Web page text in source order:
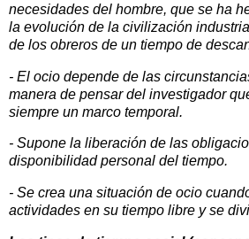
necesidades del hombre, que se ha
la evolución de la civilización
de los obreros de un tiempo de
- El ocio depende de las
manera de pensar del investigador
siempre un marco temporal.
- Supone la liberación de las
disponibilidad personal del tiempo.
- Se crea una situación de ocio
actividades en su tiempo libre y se